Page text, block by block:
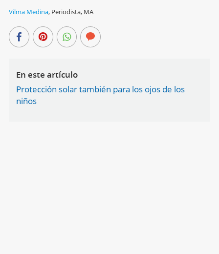
Vilma Medina, Periodista, MA
En este artículo
Protección solar también para los ojos de los
niños